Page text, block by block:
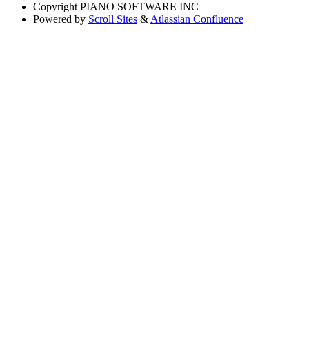
Copyright PIANO SOFTWARE INC
Powered by Scroll Sites & Atlassian Confluence